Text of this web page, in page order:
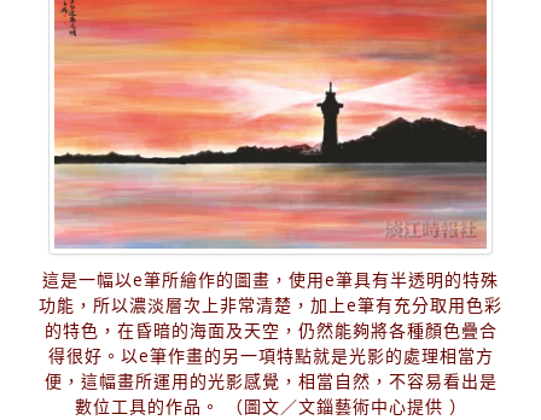
這是一幅以e筆所繪作的圖畫，使用e筆具有半透明的特殊
功能，所以濃淡層次上非常清楚，加上e筆有充分取用色彩
的特色，在昏暗的海面及天空，仍然能夠將各種顏色疊合
得很好。以e筆作畫的另一項特點就是光影的處理相當方
便，這幅畫所運用的光影感覺，相當自然，不容易看出是
數位工具的作品。 （圖文／文錙藝術中心提供 ）